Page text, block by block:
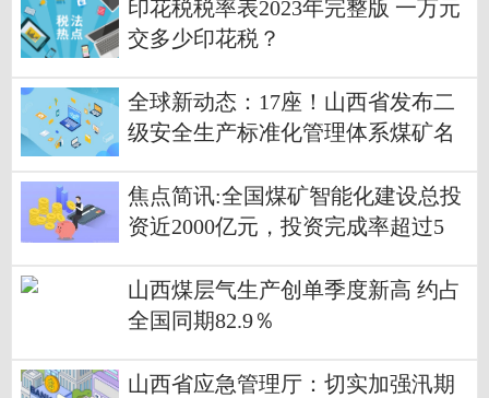
印花税税率表2023年完整版 一万元
交多少印花税？
全球新动态：17座！山西省发布二
级安全生产标准化管理体系煤矿名
焦点简讯:全国煤矿智能化建设总投
资近2000亿元，投资完成率超过5
山西煤层气生产创单季度新高 约占
全国同期82.9％
山西省应急管理厅：切实加强汛期